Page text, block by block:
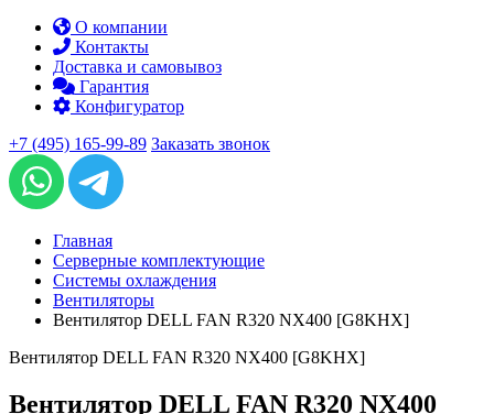
О компании
Контакты
Доставка и самовывоз
Гарантия
Конфигуратор
+7 (495) 165-99-89 Заказать звонок
Главная
Серверные комплектующие
Системы охлаждения
Вентиляторы
Вентилятор DELL FAN R320 NX400 [G8KHX]
Вентилятор DELL FAN R320 NX400 [G8KHX]
Вентилятор DELL FAN R320 NX400